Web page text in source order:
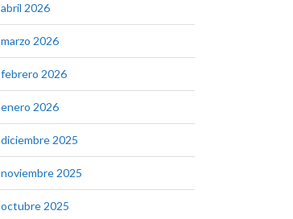
abril 2026
marzo 2026
febrero 2026
enero 2026
diciembre 2025
noviembre 2025
octubre 2025